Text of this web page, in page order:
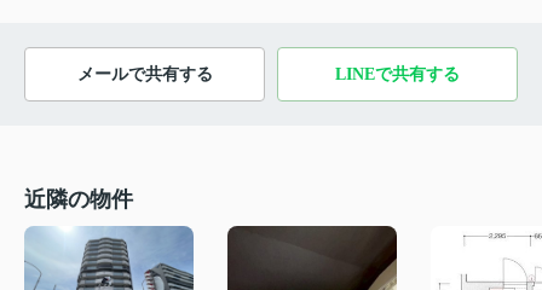
メールで共有する LINEで共有する
近隣の物件